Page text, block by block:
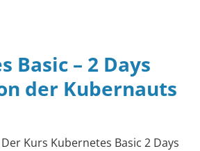
Basic – 2 Days
der Kubernauts
Kurs Kubernetes Basic 2 Days